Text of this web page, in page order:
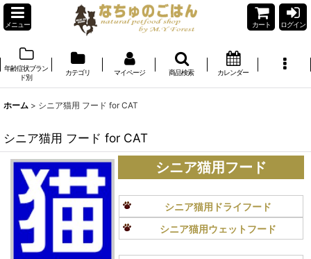
メニュー カート ログイン
年齢症状ブラン
ド別
カテゴリ マイページ 商品検索 カレンダー
ホーム > シニア猫用 フード for CAT
シニア猫用 フード for CAT
シニア猫用フード
シニア猫用ドライフード
シニア猫用ウェットフード